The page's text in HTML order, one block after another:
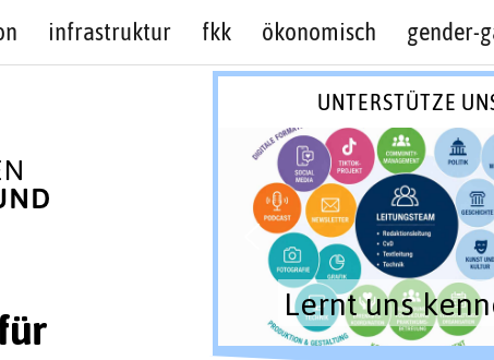
infrastruktur fkk ökonomisch gender-
UNTERSTÜTZE
Lernt uns